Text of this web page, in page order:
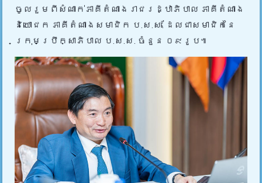
ចូលរួមពីសំណាក់ភាគីតំណាងរាជរដ្ឋាភិបាល ភាគីតំណាង
និយោជក ភាគីតំណាងសមាជិក ប.ស.ស. ដែលជាសមាជិកនៃ
ក្រុមប្រឹក្សាភិបាល ប.ស.ស. ចំនួន ០៩រូប៕